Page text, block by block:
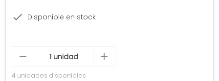
Disponible en stock
4 unidades disponibles